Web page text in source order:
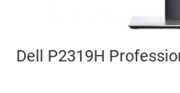
Dell P2319H